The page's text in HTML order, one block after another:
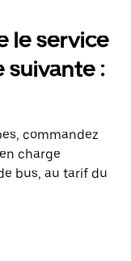
le service
suivante :
commandez
charge
bus, au tarif du